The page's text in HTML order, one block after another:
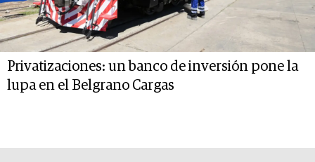
Privatizaciones: un banco de inversión pone la
lupa en el Belgrano Cargas